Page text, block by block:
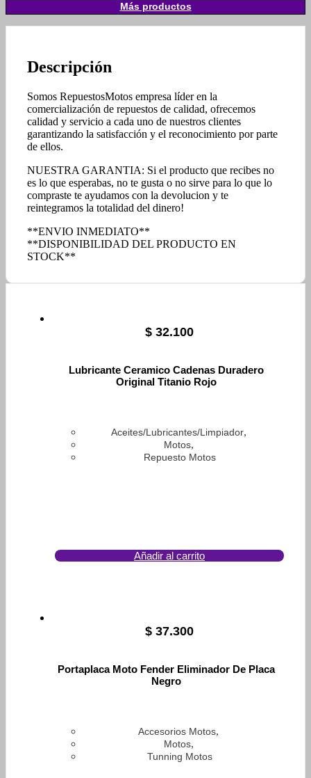
Más productos
Descripción
Somos RepuestosMotos empresa líder en la
comercialización de repuestos de calidad, ofrecemos
calidad y servicio a cada uno de nuestros clientes
garantizando la satisfacción y el reconocimiento por parte
de ellos.
NUESTRA GARANTIA: Si el producto que recibes no
es lo que esperabas, no te gusta o no sirve para lo que lo
compraste te ayudamos con la devolucion y te
reintegramos la totalidad del dinero!
**ENVIO INMEDIATO**
**DISPONIBILIDAD DEL PRODUCTO EN
STOCK**
$ 32.100
Lubricante Ceramico Cadenas Duradero
Original Titanio Rojo
Aceites/Lubricantes/Limpiador,
Motos,
Repuesto Motos
Añadir al carrito
$ 37.300
Portaplaca Moto Fender Eliminador De Placa
Negro
Accesorios Motos,
Motos,
Tunning Motos